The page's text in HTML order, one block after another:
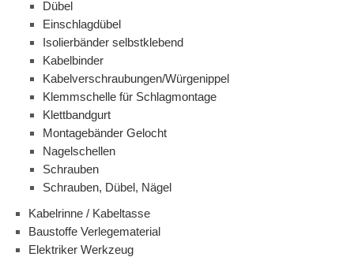
Dübel
Einschlagdübel
Isolierbänder selbstklebend
Kabelbinder
Kabelverschraubungen/Würgenippel
Klemmschelle für Schlagmontage
Klettbandgurt
Montagebänder Gelocht
Nagelschellen
Schrauben
Schrauben, Dübel, Nägel
Kabelrinne / Kabeltasse
Baustoffe Verlegematerial
Elektriker Werkzeug